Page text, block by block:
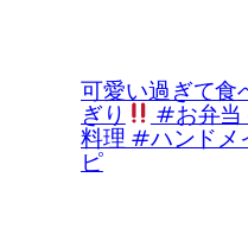
可愛い過ぎて食
ぎり #お弁
料理 #ハンド
ピ